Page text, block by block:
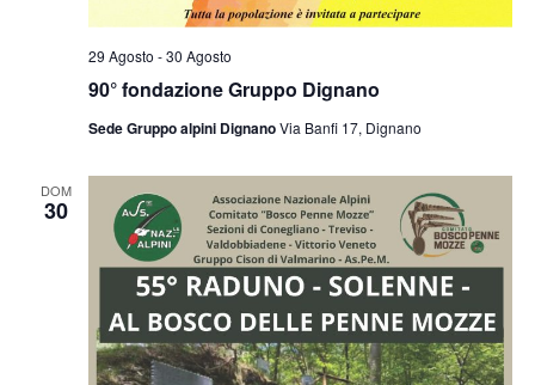
90° fondazione Gruppo Dignano
29 Agosto -30 Agosto
Sede Gruppo alpini DignanoVia Banfi 17, Dignano
DOM
30